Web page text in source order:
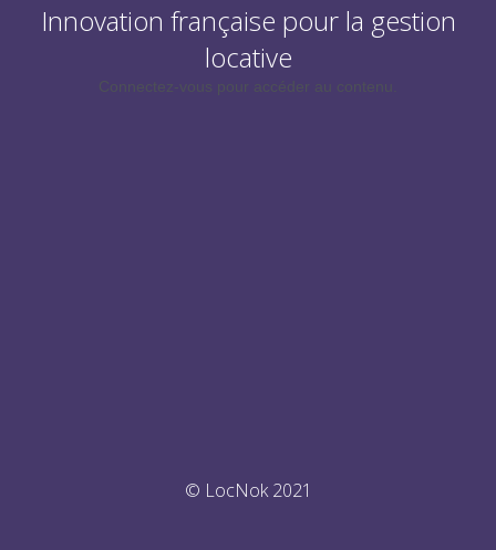
Innovation française pour la gestion
locative
Connectez-vous pour accéder au contenu.
© LocNok 2021